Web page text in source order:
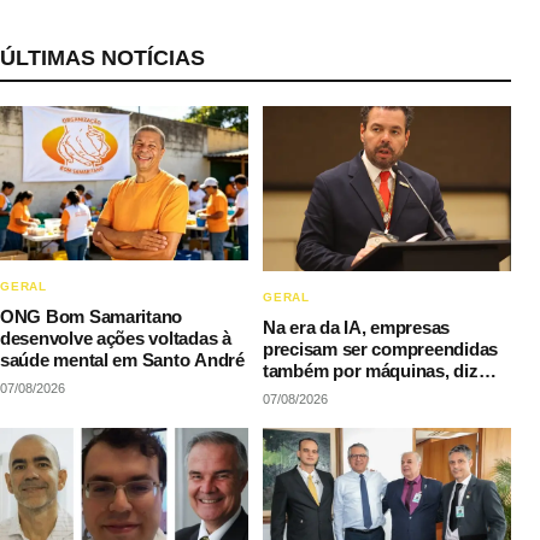
ÚLTIMAS NOTÍCIAS
GERAL
ONG Bom Samaritano
desenvolve ações voltadas à
saúde mental em Santo André
07/08/2026
GERAL
Na era da IA, empresas
precisam ser compreendidas
também por máquinas, diz
LAQI
07/08/2026